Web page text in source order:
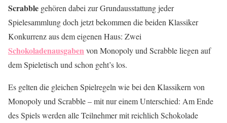
Scrabble gehören dabei zur Grundausstattung jeder
Spielesammlung doch jetzt bekommen die beiden Klassiker
Konkurrenz aus dem eigenen Haus: Zwei
Schokoladenausgaben von Monopoly und Scrabble liegen auf
dem Spieletisch und schon geht’s los.
Es gelten die gleichen Spielregeln wie bei den Klassikern von
Monopoly und Scrabble – mit nur einem Unterschied: Am Ende
des Spiels werden alle Teilnehmer mit reichlich Schokolade